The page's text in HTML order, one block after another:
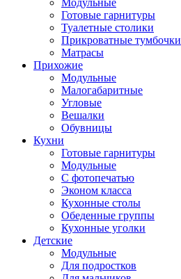
Модульные
Готовые гарнитуры
Туалетные столики
Прикроватные тумбочки
Матрасы
Прихожие
Модульные
Малогабаритные
Угловые
Вешалки
Обувницы
Кухни
Готовые гарнитуры
Модульные
С фотопечатью
Эконом класса
Кухонные столы
Обеденные группы
Кухонные уголки
Детские
Модульные
Для подростков